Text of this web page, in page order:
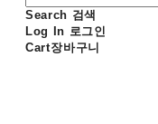
Search 검색
Log In 로그인
Cart장바구니